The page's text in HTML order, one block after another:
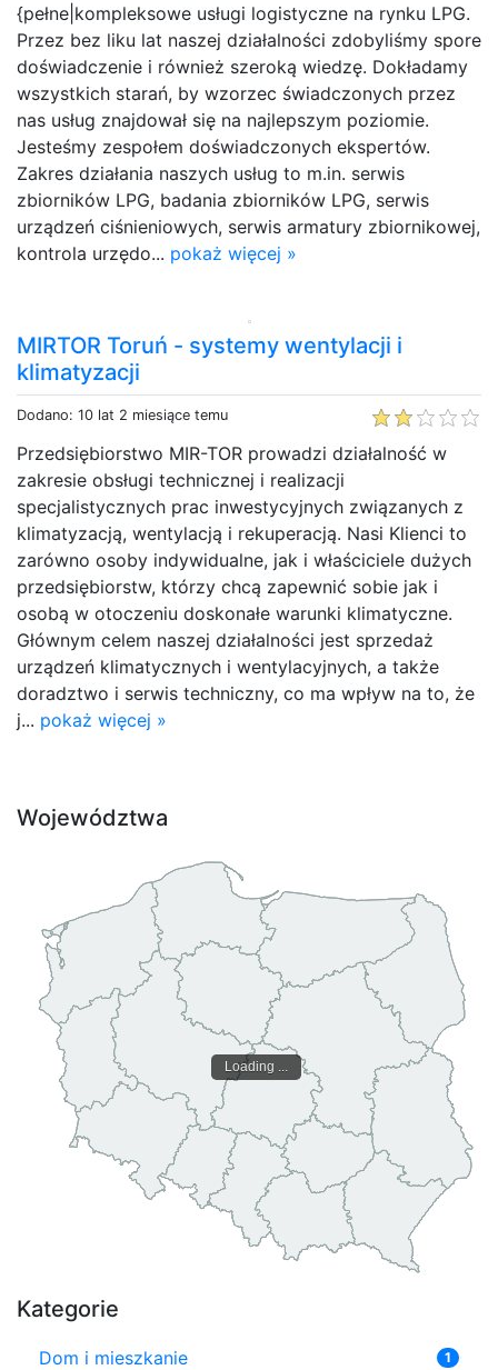
{pełne|kompleksowe usługi logistyczne na rynku LPG.
Przez bez liku lat naszej działalności zdobyliśmy spore
doświadczenie i również szeroką wiedzę. Dokładamy
wszystkich starań, by wzorzec świadczonych przez
nas usług znajdował się na najlepszym poziomie.
Jesteśmy zespołem doświadczonych ekspertów.
Zakres działania naszych usług to m.in. serwis
zbiorników LPG, badania zbiorników LPG, serwis
urządzeń ciśnieniowych, serwis armatury zbiornikowej,
kontrola urzędo... pokaż więcej »
MIRTOR Toruń - systemy wentylacji i
klimatyzacji
Dodano: 10 lat 2 miesiące temu
Przedsiębiorstwo MIR-TOR prowadzi działalność w
zakresie obsługi technicznej i realizacji
specjalistycznych prac inwestycyjnych związanych z
klimatyzacją, wentylacją i rekuperacją. Nasi Klienci to
zarówno osoby indywidualne, jak i właściciele dużych
przedsiębiorstw, którzy chcą zapewnić sobie jak i
osobą w otoczeniu doskonałe warunki klimatyczne.
Głównym celem naszej działalności jest sprzedaż
urządzeń klimatycznych i wentylacyjnych, a także
doradztwo i serwis techniczny, co ma wpływ na to, że
j... pokaż więcej »
Województwa
Kategorie
Dom i mieszkanie 1